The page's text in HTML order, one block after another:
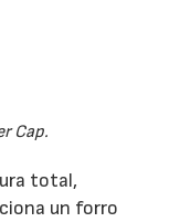
Cap.
total,
un forro